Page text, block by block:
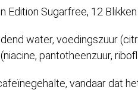
Edition Sugarfree, 12
water, voedingszuur
pantotheenzuur,
vandaar dat